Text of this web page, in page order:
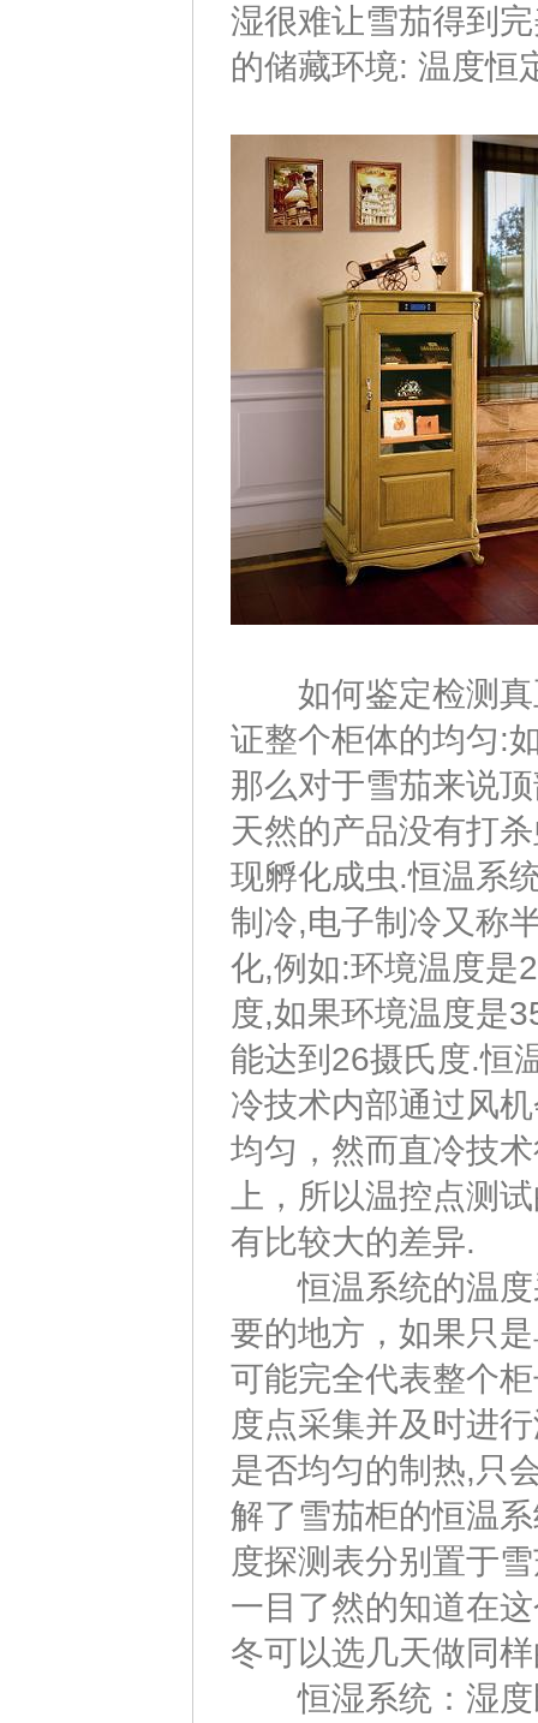
湿很难让雪茄得到
的储藏环境: 温度
如何鉴定检测真
证整个柜体的均匀:
那么对于雪茄来说
天然的产品没有打
现孵化成虫.恒温系
制冷,电子制冷又称
化,例如:环境温度是
度,如果环境温度是
能达到26摄氏度.恒
冷技术内部通过风
均匀，然而直冷技
上，所以温控点测
有比较大的差异.
恒温系统的温度
要的地方，如果只
可能完全代表整个
度点采集并及时进
是否均匀的制热,只
解了雪茄柜的恒温
度探测表分别置于
一目了然的知道在
冬可以选几天做同
恒湿系统：湿度